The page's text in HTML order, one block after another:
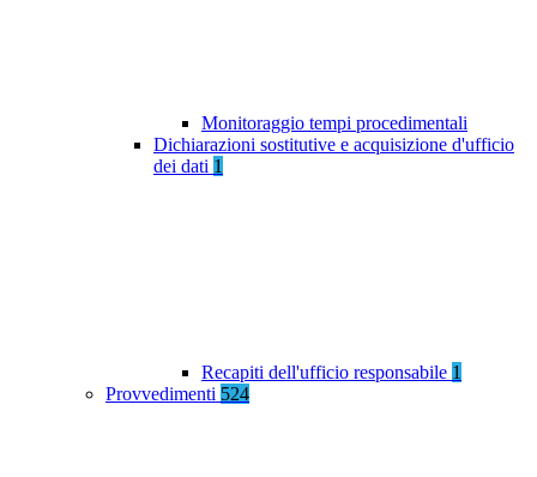
Monitoraggio tempi procedimentali
Dichiarazioni sostitutive e acquisizione d'ufficio
dei dati 1
Recapiti dell'ufficio responsabile 1
Provvedimenti 524